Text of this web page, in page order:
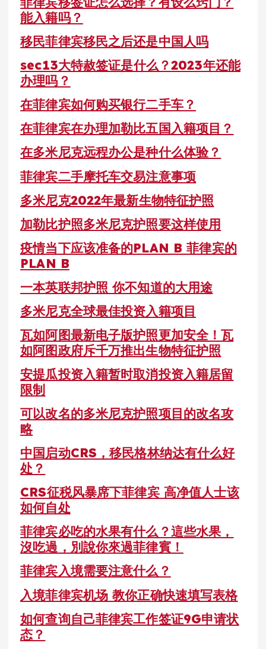
能入籍吗？
移民菲律宾移民之后还是中国人吗
sec13大特赦签证是什么？2023年还能
办理吗？
在菲律宾如何购买银行二手车？
在菲律宾在办理加勒比五国入籍项目？
在多米尼克远程办公是种什么体验？
菲律宾二手摩托车交易注意事项
多米尼克2022年最新生物特征护照
加勒比护照多米尼克护照要这样使用
疫情当下应该准备的PLAN B 菲律宾的
PLAN B
一本英联邦护照 你不知道的大用途
多米尼克全球最佳投资入籍项目
瓦如阿图最新电子版护照更加安全！瓦
如阿图政府斥千万推出生物特征护照
安提瓜投资入籍暂时取消投资入籍居留
限制
可以改名的多米尼克护照项目的改名攻
略
中国启动CRS，移民格林纳达有什么好
处？
CRS征税风暴席下菲律宾 高净值人士该
如何自处
菲律宾必吃的水果有什么？這些水果，
沒吃過，別說你來過菲律賓！
菲律宾入境需要注意什么？
入境菲律宾机场 教你正确快速填写表格
如何查询自己菲律宾工作签证9G申请状
态？